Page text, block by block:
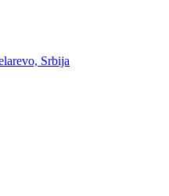
Srbija